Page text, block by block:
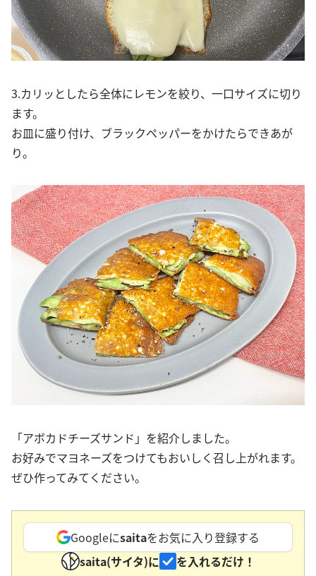
3.カリッとしたら全体にレモンを絞り、一口サイズに切り
ます。
お皿に盛り付け、ブラックペッパーをかけたらできあが
り。
「アボカドチーズサンド」を紹介しました。
お好みでマヨネーズをつけてもおいしく召し上がれます。
ぜひ作ってみてください。
Googleにsaitaをお気に入り登録する
saita(サイタ)に
を入れるだけ！